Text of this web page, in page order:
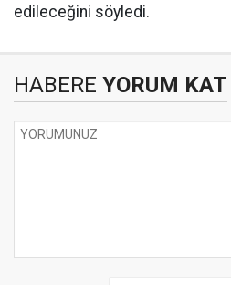
edileceğini söyledi.
HABERE YORUM KAT